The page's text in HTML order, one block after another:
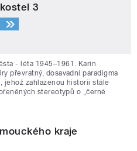
3
- léta 1945–1961. Karin
převratný, dosavadní paradigma
jehož zahlazenou historii stále
stereotypů o „černé
kraje